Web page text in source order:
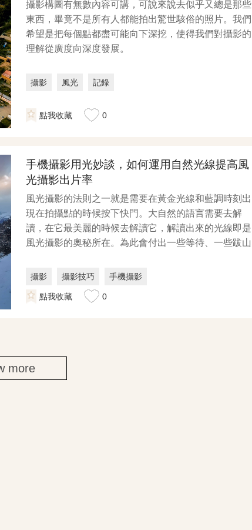
攝影構圖有無數內容可講，可說來說去似乎又總是那些
東西，畢竟不是所有人都能拍出驚世駭俗的照片。我們
希望是把每個點都盡可能向下深挖，使得我們對攝影的
理解從廣度向深度發展。
攝影 風光 記錄
點我收藏 0
手機攝影用光妙談，如何運用自然光線提高風
光攝影出片率
風光攝影的法則之一就是需要在黃金光線和藍調時刻出
現在拍攝點的時候按下快門。大自然的語言需要去解
讀，在它最美麗的時候去解讀它，解讀出來的光線即是
風光攝影的奧秘所在。為此會付出一些等待、一些跋山
攝影 攝影技巧 手機攝影
點我收藏 0
more